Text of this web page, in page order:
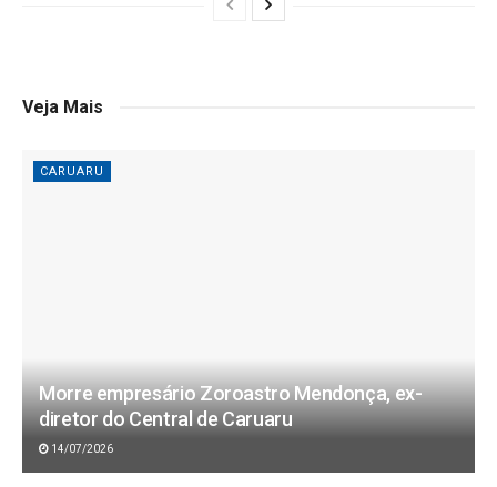
Veja Mais
CARUARU
Morre empresário Zoroastro Mendonça, ex-
diretor do Central de Caruaru
14/07/2026